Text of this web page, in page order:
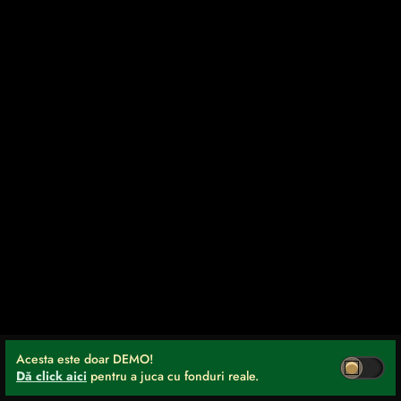
Acesta este doar DEMO!
Dă click aici pentru a juca cu fonduri reale.